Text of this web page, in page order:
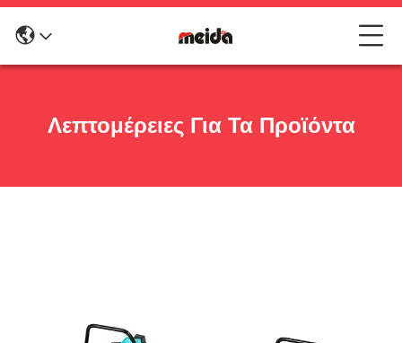
Λεπτομέρειες Για Τα Προϊόντα